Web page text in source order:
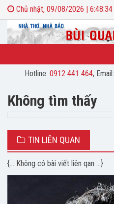
Chủ nhật, 09/08/2026 | 6:48:35
Hotline: 0912 441 464, Email:
Không tìm thấy
TIN LIÊN QUAN
{... Không có bài viết liên qan ...}